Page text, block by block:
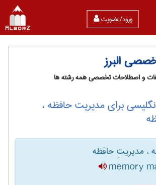
ورود/عضویت
البرز
و اصطلاحات تخصصی همه رشته ها
برای مدیریت حافظه ،
، مدیریتِ حافظه
memory